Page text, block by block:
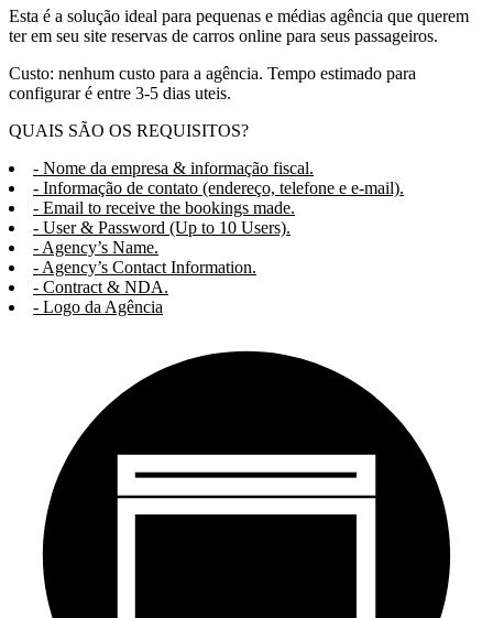
Esta é a solução ideal para pequenas e médias agência que querem
ter em seu site reservas de carros online para seus passageiros.
Custo: nenhum custo para a agência. Tempo estimado para
configurar é entre 3-5 dias uteis.
QUAIS SÃO OS REQUISITOS?
- Nome da empresa & informação fiscal.
- Informação de contato (endereço, telefone e e-mail).
- Email to receive the bookings made.
- User & Password (Up to 10 Users).
- Agency’s Name.
- Agency’s Contact Information.
- Contract & NDA.
- Logo da Agência